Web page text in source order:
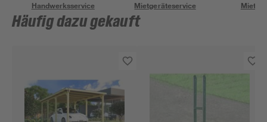
Handwerksservice Mietgeräteservice
Häufig dazu gekauft